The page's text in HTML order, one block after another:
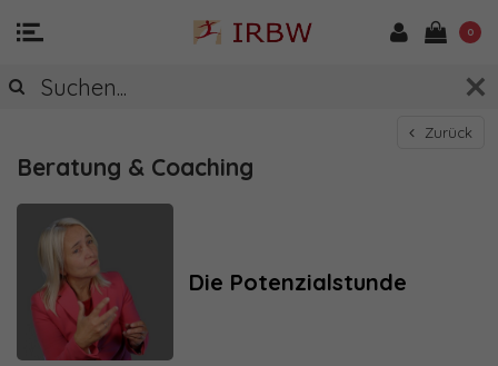
0
Zurück
Beratung & Coaching
Die Potenzialstunde